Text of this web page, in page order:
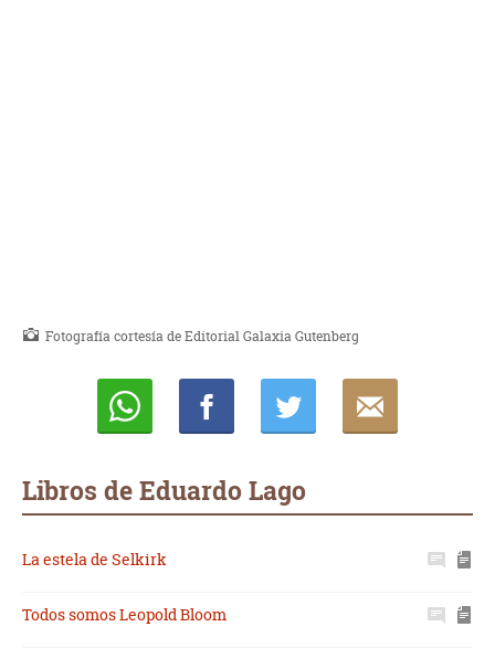
Fotografía cortesía de Editorial Galaxia Gutenberg
Libros de Eduardo Lago
La estela de Selkirk
Todos somos Leopold Bloom